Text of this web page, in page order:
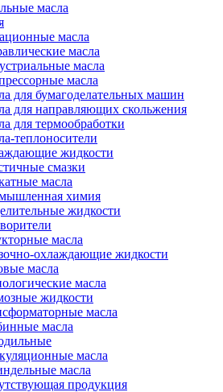
масла
масла
масла
масла
масла
для бумагоделательных машин
для направляющих скольжения
для термообработки
теплоносители
жидкости
смазки
масла
химия
жидкости
масла
охлаждающие жидкости
масла
масла
жидкости
масла
масла
масла
масла
продукция